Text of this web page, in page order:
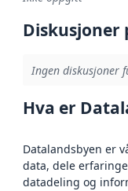
Diskusjoner
Ingen diskusjoner
Hva er
Datalandsbyen er
data, dele
datadeling og